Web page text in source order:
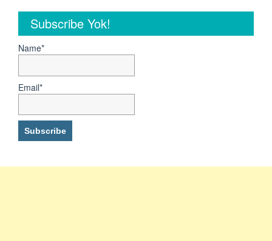
Subscribe Yok!
Name*
Email*